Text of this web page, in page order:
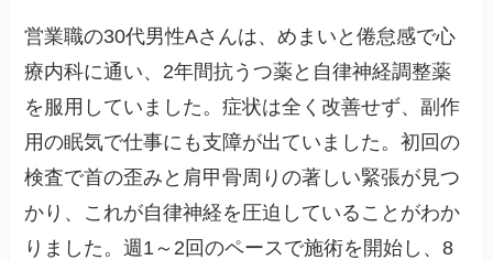
営業職の30代男性Aさんは、めまいと倦怠感で心
療内科に通い、2年間抗うつ薬と自律神経調整薬
を服用していました。症状は全く改善せず、副作
用の眠気で仕事にも支障が出ていました。初回の
検査で首の歪みと肩甲骨周りの著しい緊張が見つ
かり、これが自律神経を圧迫していることがわか
りました。週1～2回のペースで施術を開始し、8